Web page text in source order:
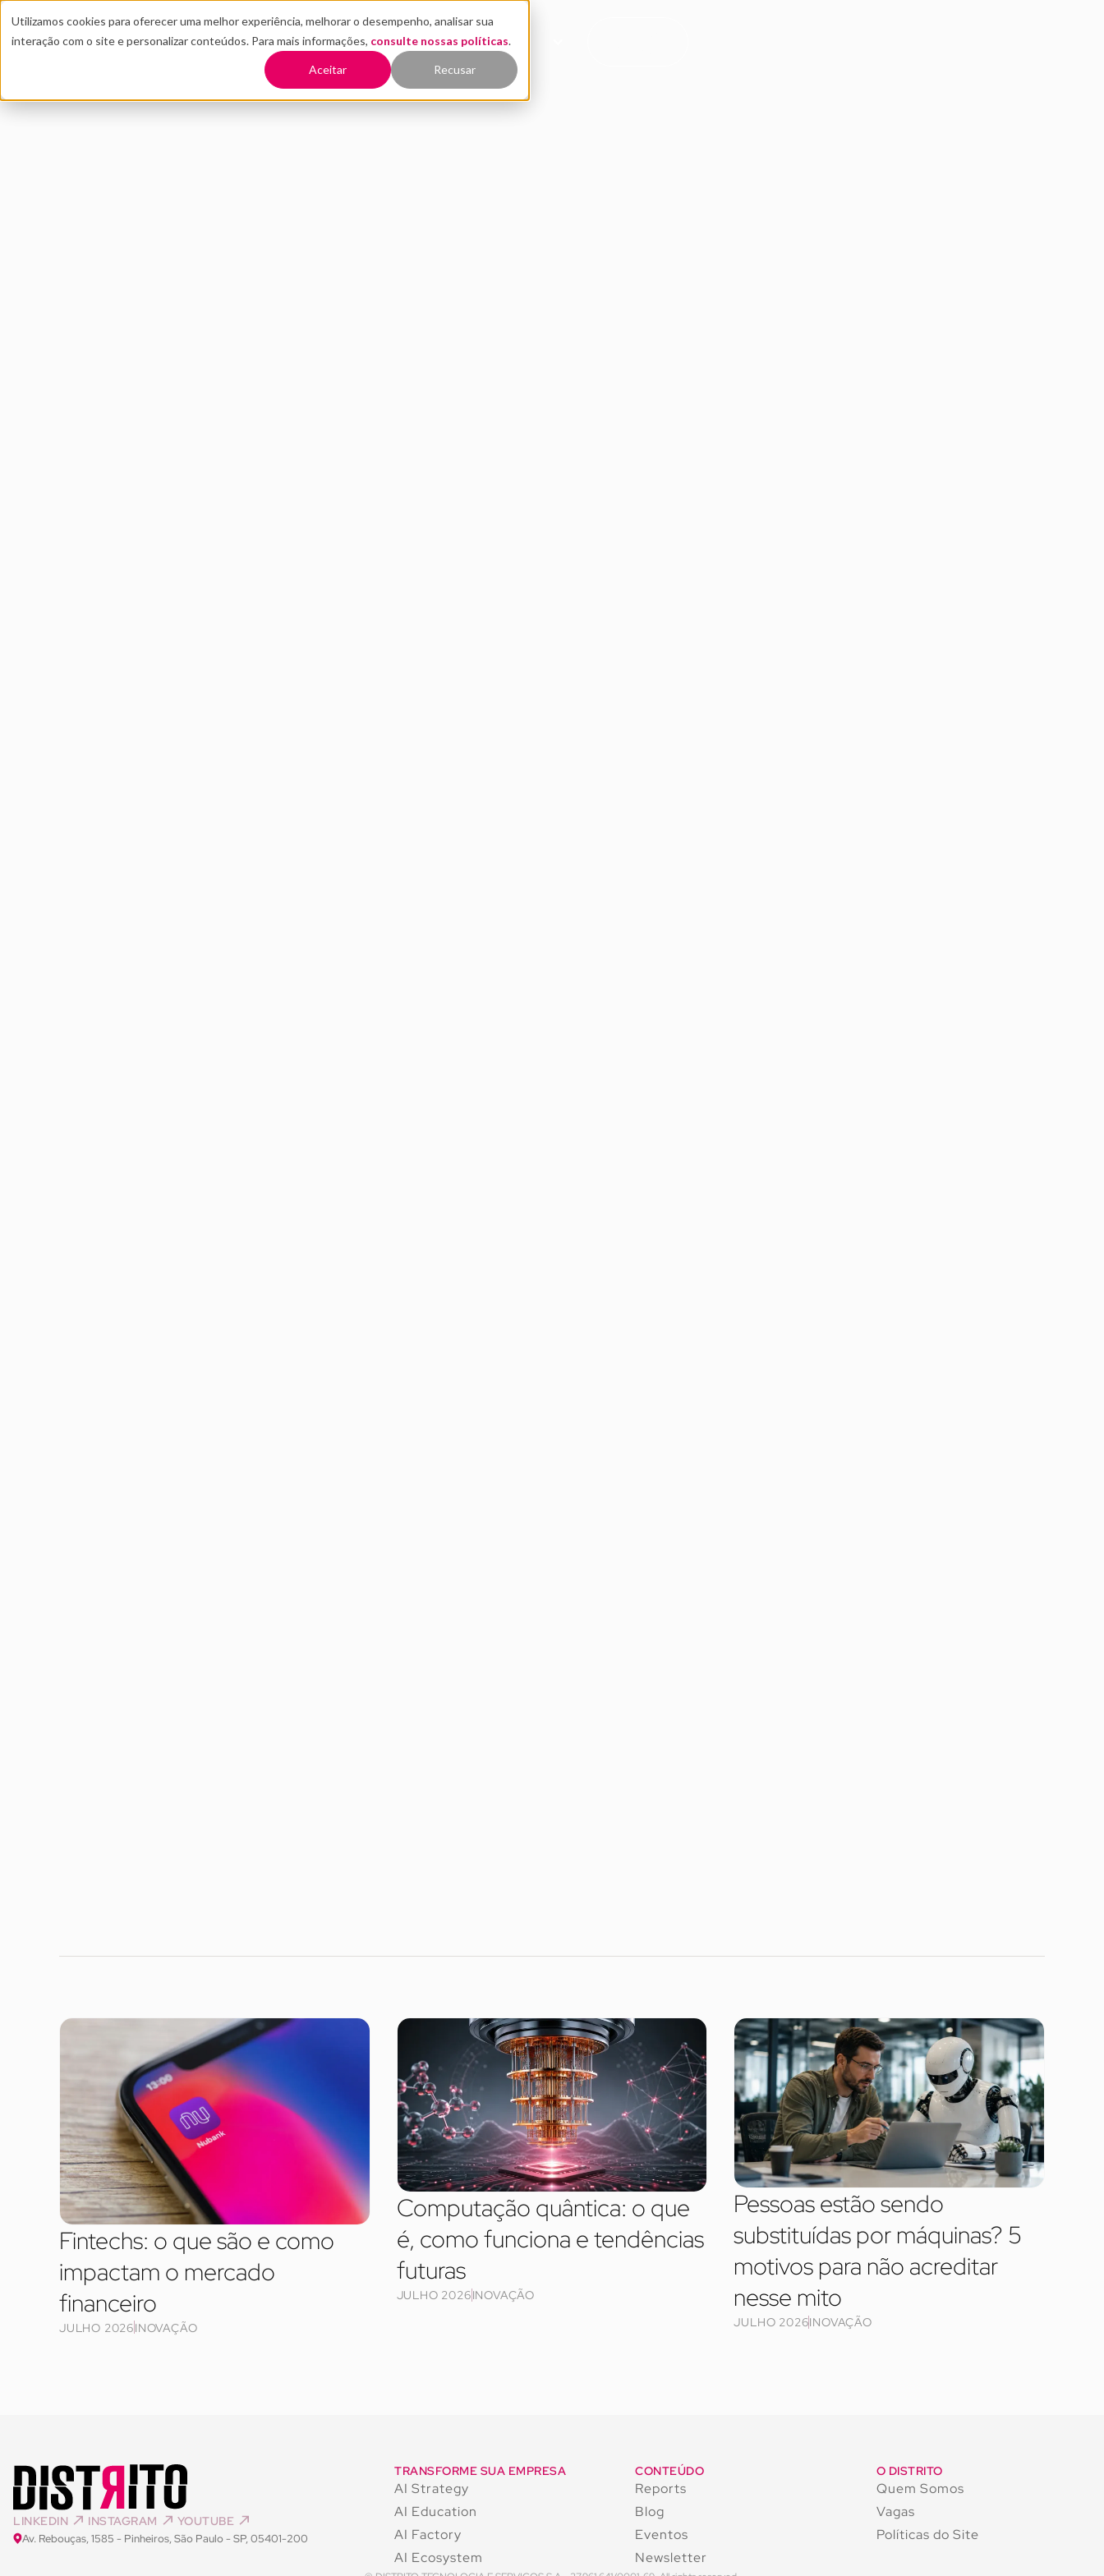
Utilizamos cookies para oferecer uma melhor experiência, melhorar o desempenho, analisar sua
interação com o site e personalizar conteúdos. Para mais informações, consulte nossas políticas.
Aceitar Recusar
TRANSFORME SUA EMPRESA CONTEÚDO QUEM SOMOS
Fintechs: o que são e como
impactam o mercado
financeiro
JULHO 2026INOVAÇÃO
Computação quântica: o que
é, como funciona e tendências
futuras
JULHO 2026INOVAÇÃO
Pessoas estão sendo
substituídas por máquinas? 5
motivos para não acreditar
nesse mito
JULHO 2026INOVAÇÃO
LINKEDIN INSTAGRAM YOUTUBE
Av. Rebouças, 1585 - Pinheiros, São Paulo - SP, 05401-200
TRANSFORME SUA EMPRESA
AI Strategy
AI Education
AI Factory
AI Ecosystem
CONTEÚDO
Reports
Blog
Eventos
Newsletter
O DISTRITO
Quem Somos
Vagas
Políticas do Site